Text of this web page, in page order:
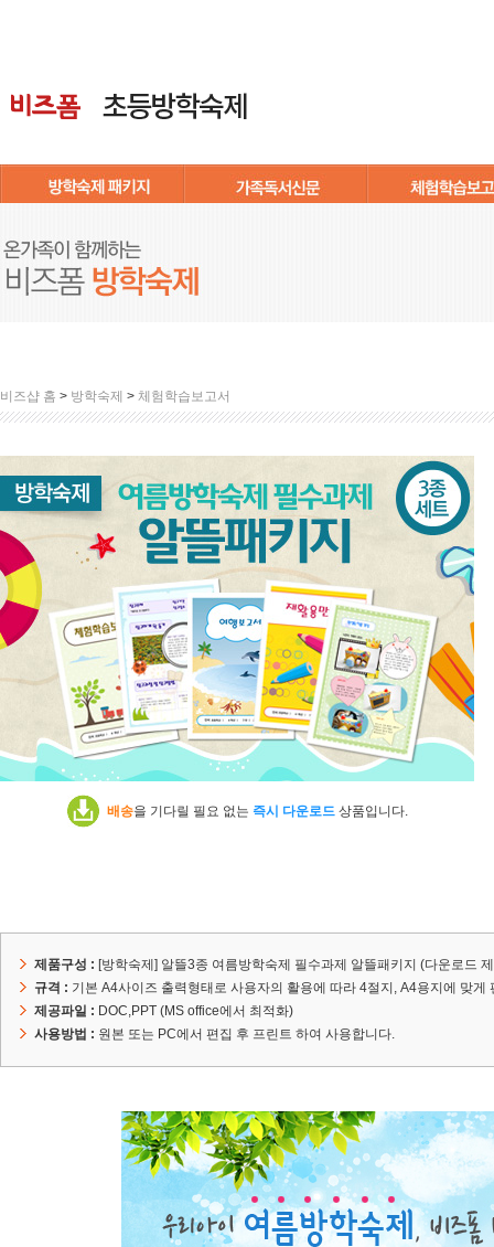
비즈샵 홈 > 방학숙제 > 체험학습보고서
배송을 기다릴 필요 없는 즉시 다운로드상품입니다.
제품구성 : [방학숙제] 알뜰3종 여름방학숙제 필수과제 알뜰패키지 (다운로드
규격 : 기본 A4사이즈 출력형태로 사용자의 활용에 따라 4절지, A4용지에 맞게
제공파일 : DOC,PPT (MS office에서 최적화)
사용방법 : 원본 또는 PC에서 편집 후 프린트 하여 사용합니다.